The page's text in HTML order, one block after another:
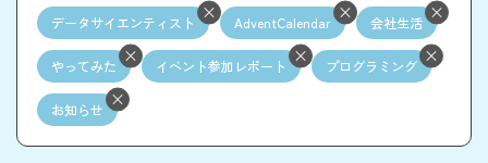
データサイエンティスト AdventCalendar 会社生活
やってみた イベント参加レポート プログラミング
お知らせ